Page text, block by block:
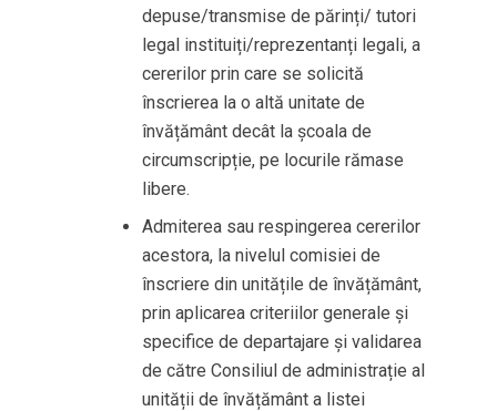
depuse/transmise de părinți/ tutori
legal instituiți/reprezentanți legali, a
cererilor prin care se solicită
înscrierea la o altă unitate de
învățământ decât la școala de
circumscripție, pe locurile rămase
libere.
Admiterea sau respingerea cererilor
acestora, la nivelul comisiei de
înscriere din unitățile de învățământ,
prin aplicarea criteriilor generale și
specifice de departajare și validarea
de către Consiliul de administrație al
unității de învățământ a listei